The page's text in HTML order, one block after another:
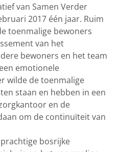
van Samen Verder
2017 één jaar. Ruim
toenmalige bewoners
van het
bewoners en het team
emotionele
wilde de toenmalige
staan en hebben in een
en de
om de continuïteit van
bosrijke